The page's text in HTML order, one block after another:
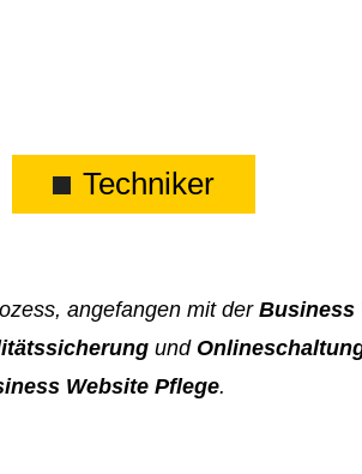
Techniker
angefangen mit derBusiness
und
Website Pflege.